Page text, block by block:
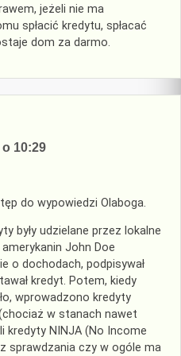
jeżeli nie ma
spłacić kredytu, spłacać
dom za darmo.
10:29
do wypowiedzi Olaboga.
były udzielane przez lokalne
amerykanin John Doe
o dochodach, podpisywał
kredyt. Potem, kiedy
wprowadzono kredyty
w stanach nawet
kredyty NINJA (No Income
sprawdzania czy w ogóle ma